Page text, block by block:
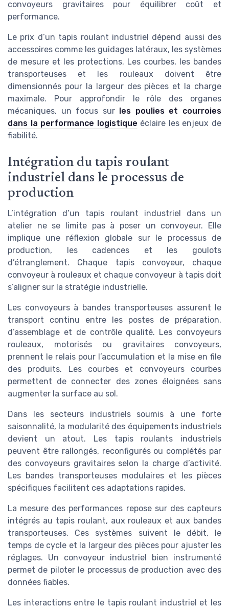
convoyeurs gravitaires pour équilibrer coût et
performance.
Le prix d’un tapis roulant industriel dépend aussi des
accessoires comme les guidages latéraux, les systèmes
de mesure et les protections. Les courbes, les bandes
transporteuses et les rouleaux doivent être
dimensionnés pour la largeur des pièces et la charge
maximale. Pour approfondir le rôle des organes
mécaniques, un focus sur les poulies et courroies
dans la performance logistique éclaire les enjeux de
fiabilité.
Intégration du tapis roulant
industriel dans le processus de
production
L’intégration d’un tapis roulant industriel dans un
atelier ne se limite pas à poser un convoyeur. Elle
implique une réflexion globale sur le processus de
production, les cadences et les goulots
d’étranglement. Chaque tapis convoyeur, chaque
convoyeur à rouleaux et chaque convoyeur à tapis doit
s’aligner sur la stratégie industrielle.
Les convoyeurs à bandes transporteuses assurent le
transport continu entre les postes de préparation,
d’assemblage et de contrôle qualité. Les convoyeurs
rouleaux, motorisés ou gravitaires convoyeurs,
prennent le relais pour l’accumulation et la mise en file
des produits. Les courbes et convoyeurs courbes
permettent de connecter des zones éloignées sans
augmenter la surface au sol.
Dans les secteurs industriels soumis à une forte
saisonnalité, la modularité des équipements industriels
devient un atout. Les tapis roulants industriels
peuvent être rallongés, reconfigurés ou complétés par
des convoyeurs gravitaires selon la charge d’activité.
Les bandes transporteuses modulaires et les pièces
spécifiques facilitent ces adaptations rapides.
La mesure des performances repose sur des capteurs
intégrés au tapis roulant, aux rouleaux et aux bandes
transporteuses. Ces systèmes suivent le débit, le
temps de cycle et la largeur des pièces pour ajuster les
réglages. Un convoyeur industriel bien instrumenté
permet de piloter le processus de production avec des
données fiables.
Les interactions entre le tapis roulant industriel et les